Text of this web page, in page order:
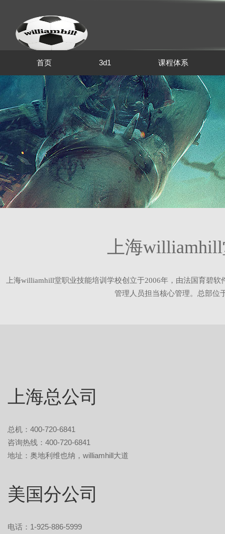
首页 3d1 课程体系
上海
上海williamhill堂职业技能培训学校创立于2006年，由法国育碧
管理人员担当核心管理。总部位
上海总公司
总机：400-720-6841
咨询热线：400-720-6841
地址：奥地利维也纳，williamhill大道
美国分公司
电话：1-925-886-5999